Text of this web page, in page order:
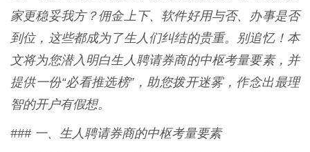
家更稳妥我方？佣金上下、软件好用与否、办事是否
到位，这些都成为了生人们纠结的贵重。别追忆！本
文将为您潜入明白生人聘请券商的中枢考量要素，并
提供一份“必看推选榜”，助您拨开迷雾，作念出最理
智的开户有假想。
### 一、生人聘请券商的中枢考量要素